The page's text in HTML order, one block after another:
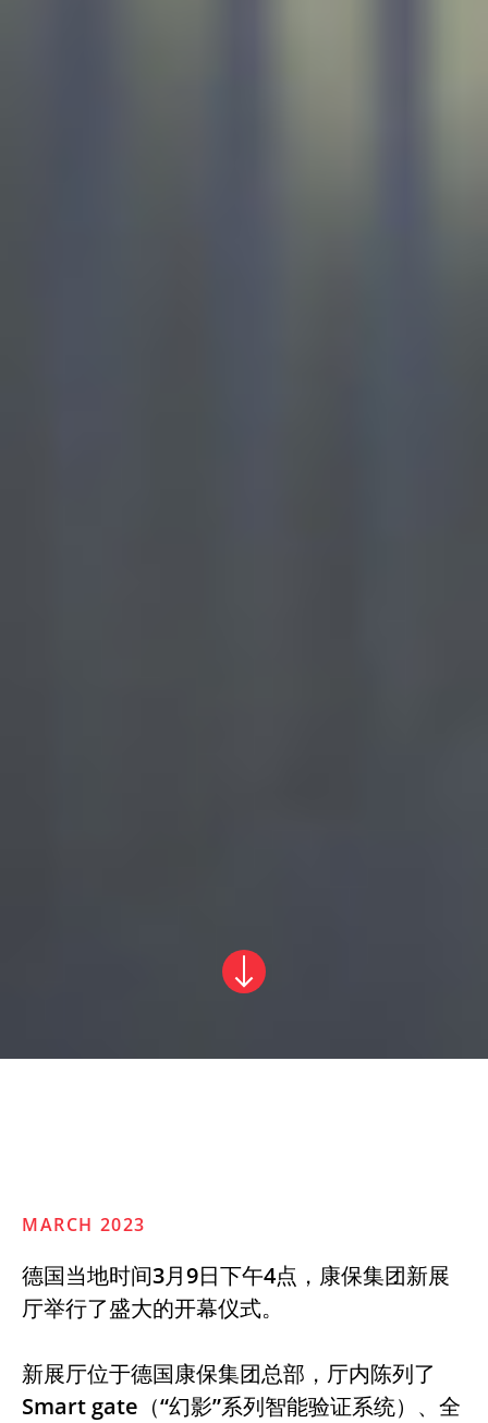
MARCH 2023
德国当地时间3月9日下午4点，康保集团新展
厅举行了盛大的开幕仪式。
新展厅位于德国康保集团总部，厅内陈列了
Smart gate（“幻影”系列智能验证系统）、全